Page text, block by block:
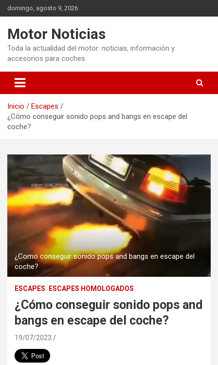
Saltar
al
domingo, agosto 9, 2026
Motor Noticias
Toda la actualidad del motor: noticias, información y
accesorios para coches
Inicio
Escapes
¿Cómo conseguir sonido pops and bangs en escape del
coche?
¿Como conseguir sonido pops and bangs en escape del
coche?
ESCAPES ESCAPES HOMOLOGADOS
¿Cómo conseguir sonido pops and
bangs en escape del coche?
19/07/2023